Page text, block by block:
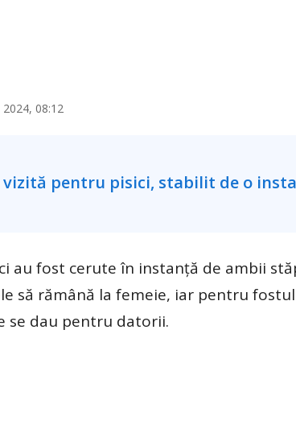
08:12
au fost cerute în instanță de ambii
să rămână la femeie, iar pentru
se dau pentru datorii.